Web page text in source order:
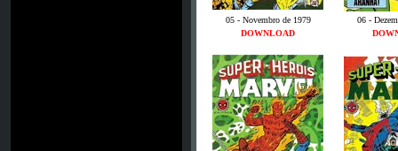
05 - Novembro de 1979
06 -
DOWNLOAD